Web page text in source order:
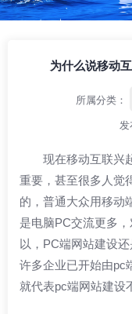
为什么说移动
所属分类：
发
现在移动互联兴起
重要，甚至很多人觉
的，普通大众用移动
是电脑PC交流更多
以，PC端网站建设
许多企业已开始由pc
就代表pc端网站建设